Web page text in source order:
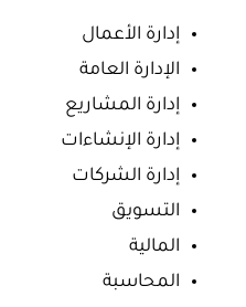
إدارة الأعمال
الإدارة العامة
إدارة المشاريع
إدارة الإنشاءات
إدارة الشركات
التسويق
المالية
المحاسبة